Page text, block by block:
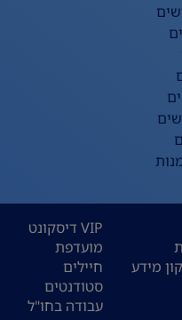
מידע
VIP דיסקונט
מועדפת
חיילים
סטודנטים
עבודה בחו"ל